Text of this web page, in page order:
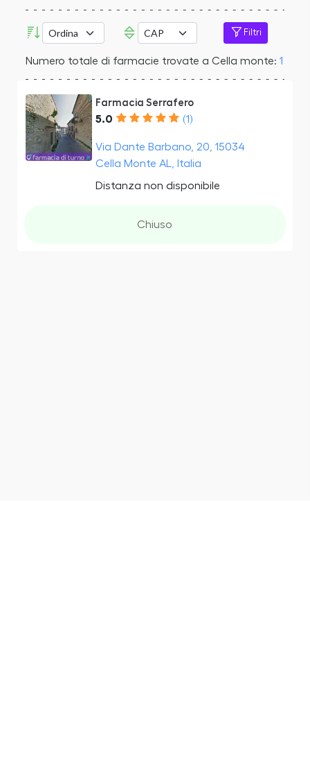
Filtri
Numero totale di farmacie trovate a Cella monte: 1
Farmacia Serrafero
5.0 (1)
Via Dante Barbano, 20, 15034
Cella Monte AL, Italia
Distanza non disponibile
Chiuso